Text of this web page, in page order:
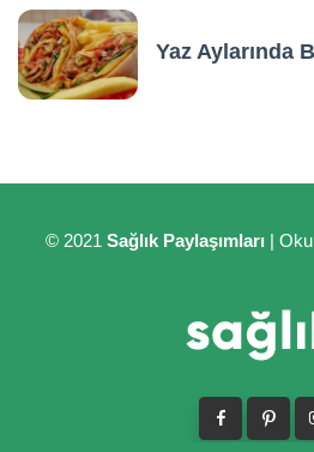
Yaz Aylarında
© 2021 Sağlık Paylaşımları |